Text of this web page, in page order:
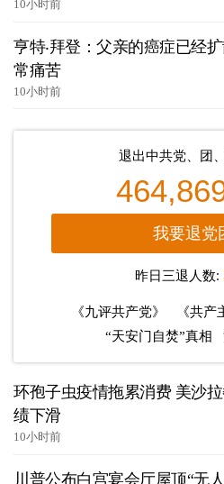
10小时前
亨特‧拜登：父亲的癌症已经
常痛苦
10小时前
退出中共党、团
我要退党
昨日三退人数:
《九评共产党》
《共产
“天安门自焚”真相
环孢子虫疫情拖累消费 美沙
绩下滑
10小时前
川普公布白宫宴会厅屋顶“无